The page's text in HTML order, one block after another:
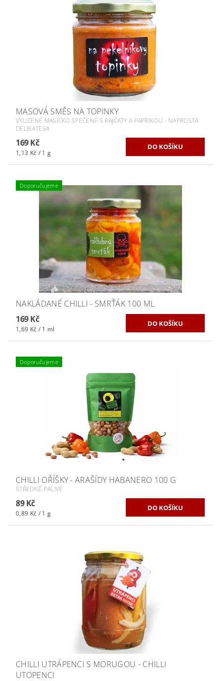
MASOVÁ SMĚS NA TOPINKY
VYUZENÉ MASÍČKO SPEČENÉ S RAJČATY A PAPRIKOU - NAPROSTÁ
DELIKATESA
169 Kč
1,13 Kč / 1 g
Doporučujeme
NAKLÁDANÉ CHILLI - SMRŤÁK 100 ML
169 Kč
1,69 Kč / 1 ml
Doporučujeme
CHILLI OŘÍŠKY - ARAŠÍDY HABANERO 100 G
STŘEDNĚ PÁLIVÉ
89 Kč
0,89 Kč / 1 g
CHILLI UTRÁPENCI S MORUGOU - CHILLI
UTOPENCI